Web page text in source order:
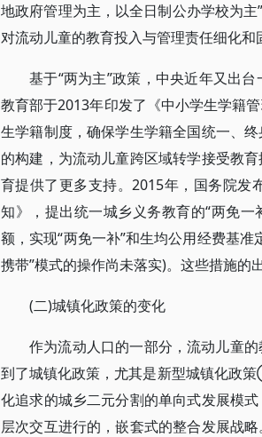
地政府管理为主，以全日制公办学校为
对流动儿童的教育投入与管理责任细化和
基于“两为主”政策，中央近年又出
教育部于2013年印发了《中小学生学籍
生学籍制度，确保学生学籍全国统一、
的构建，为流动儿童跨区域转学接受教
育提供了更多支持。2015年，国务院发
知》，提出统一城乡义务教育的“两免
额，实现“两免一补”和生均公用经费基
携带”模式的操作尚未落实)。这些措施的
(二)城镇化政策的变化
作为流动人口的一部分，流动儿童
到了城镇化政策，尤其是新型城镇化政
化追求的城乡二元分割的单向式发展模
层次交互进行的，嵌套式的整合发展战